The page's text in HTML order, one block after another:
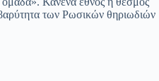
των Ρωσικών θηριωδιών